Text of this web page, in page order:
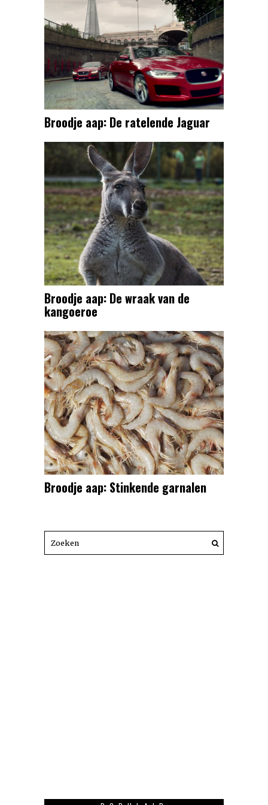
Broodje aap: De ratelende Jaguar
Broodje aap: De wraak van de
kangoeroe
Broodje aap: Stinkende garnalen